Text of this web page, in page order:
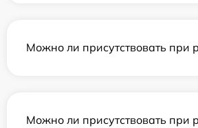
Можно ли присутствовать при
Можно ли присутствовать при